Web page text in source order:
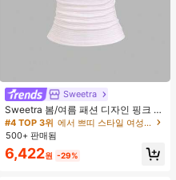
Sweetra
Sweetra 봄/여름 패션 디자인 핑크 스
트라이프 브라운 폴카 도트 스파게티
스트랩 2 In 1 스위트 걸리시 비치 로
맨틱 휴가 스타일 여성용 캐미 탱크 탑
#4 TOP 3위
에서 쁘띠 스타일 여성 상의, 블라우스 & 티
500+ 판매됨
6,422원 -29%